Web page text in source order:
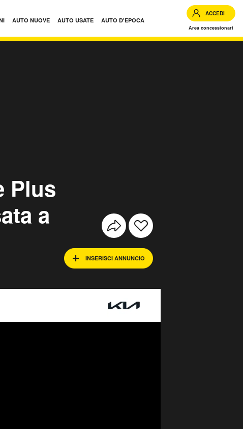
AUTO NUOVE AUTO USATE AUTO D'EPOCA
ACCEDI
Area concessionari
awd at6 usate
Plus
a
INSERISCI ANNUNCIO